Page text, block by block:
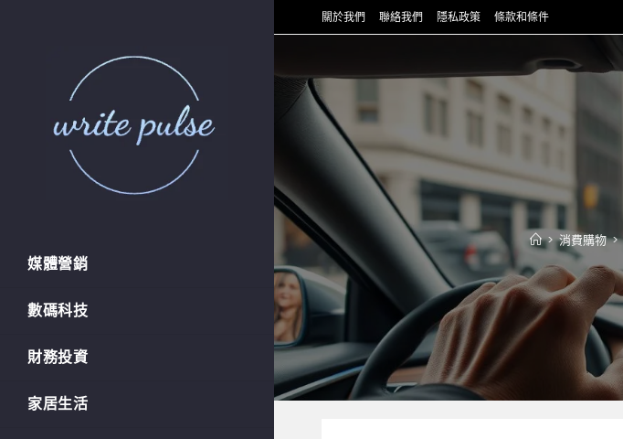
to
關於我們 聯絡我們 隱私政策 條款和條件
媒體營銷
數碼科技
財務投資
家居生活
> 消費購物 >